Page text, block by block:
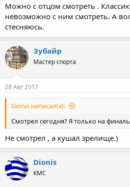
Можно с отцом смотреть .
невозможно с ним смотреть. А
стесняюсь.
Зубайр
Мастер спорта
28 Авг 2017
Dionis написал(а):
Смотрел сегодня? Я только на
Не смотрел , а кушал зрелище.)
Dionis
КМС